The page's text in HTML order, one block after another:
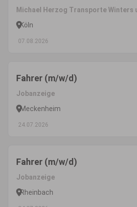
Michael Herzog Transporte Winters
Köln
07.08.2026
Fahrer (m/w/d)
Jobanzeige
Meckenheim
24.07.2026
Fahrer (m/w/d)
Jobanzeige
Rheinbach